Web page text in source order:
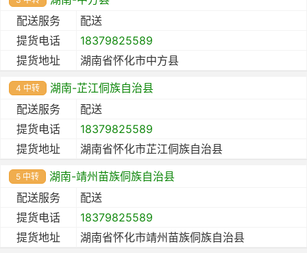
配送服务
配送
提货电话
18379825589
提货地址
湖南省怀化市中方县
4 中转
湖南-芷江侗族自治县
配送服务
配送
提货电话
18379825589
提货地址
湖南省怀化市芷江侗族自治县
5 中转
湖南-靖州苗族侗族自治县
配送服务
配送
提货电话
18379825589
提货地址
湖南省怀化市靖州苗族侗族自治县